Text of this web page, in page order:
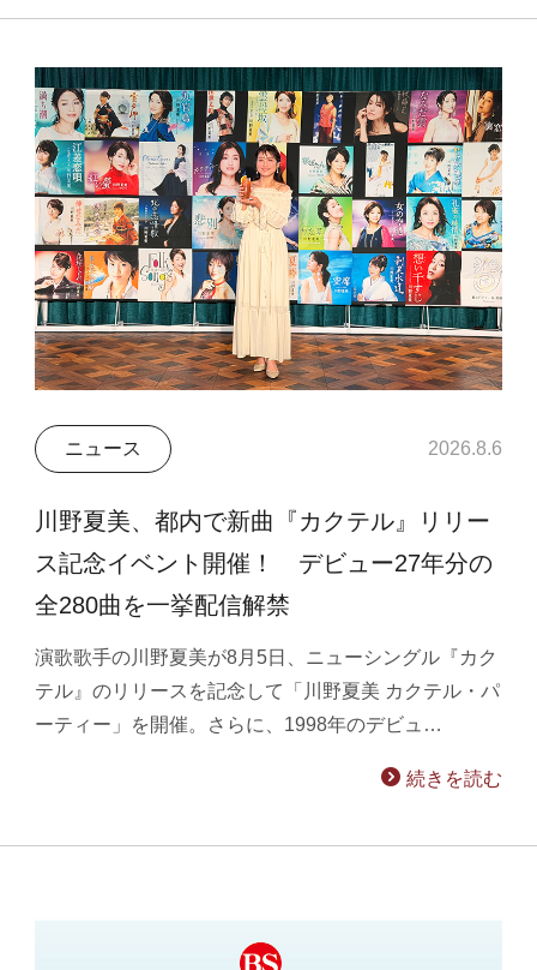
ニュース 2026.8.6
川野夏美、都内で新曲『カクテル』リリー
ス記念イベント開催！ デビュー27年分の
全280曲を一挙配信解禁
演歌歌手の川野夏美が8月5日、ニューシングル『カク
テル』のリリースを記念して「川野夏美 カクテル・パ
ーティー」を開催。さらに、1998年のデビュ…
続きを読む